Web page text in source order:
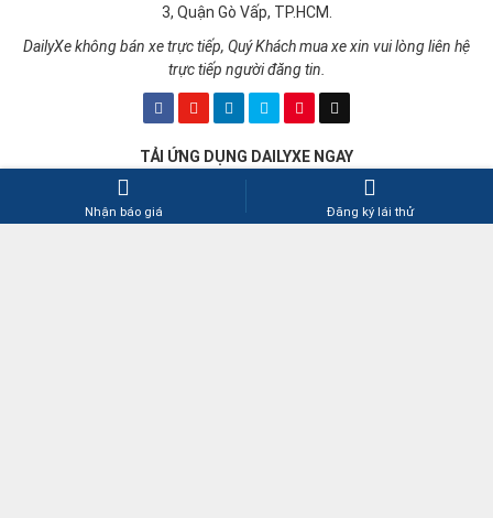
3, Quận Gò Vấp, TP.HCM.
DailyXe không bán xe trực tiếp, Quý Khách mua xe xin vui lòng liên hệ
trực tiếp người đăng tin.
TẢI ỨNG DỤNG DAILYXE NGAY
Nhận báo giá Đăng ký lái thử